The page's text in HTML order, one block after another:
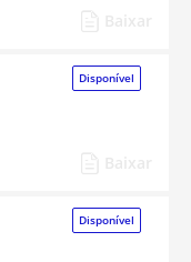
Disponível
Disponível